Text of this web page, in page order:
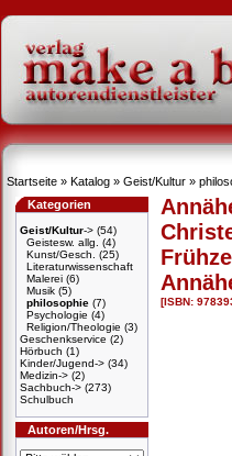
Startseite » Katalog » Geist/Kultur »
Kategorien
Geist/Kultur-> (54)
Geistesw. allg.
(4)
Kunst/Gesch.
(25)
Literaturwissenschaft
Malerei (6)
Musik (5)
philosophie (7)
Psychologie (4)
Religion/Theologie (3)
Geschenkservice (2)
Hörbuch (1)
Kinder/Jugend-> (34)
Medizin-> (2)
Sachbuch-> (273)
Schulbuch
Autoren/Hrsg.
[ISBN: